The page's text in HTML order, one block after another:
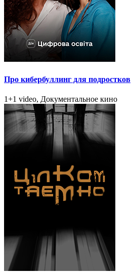
Про кибербуллинг для подростков
1+1 video, Документальное кино